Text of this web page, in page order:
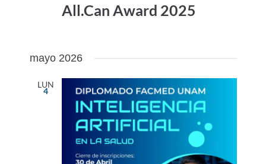
All.Can Award 2025
mayo 2026
LUN
4